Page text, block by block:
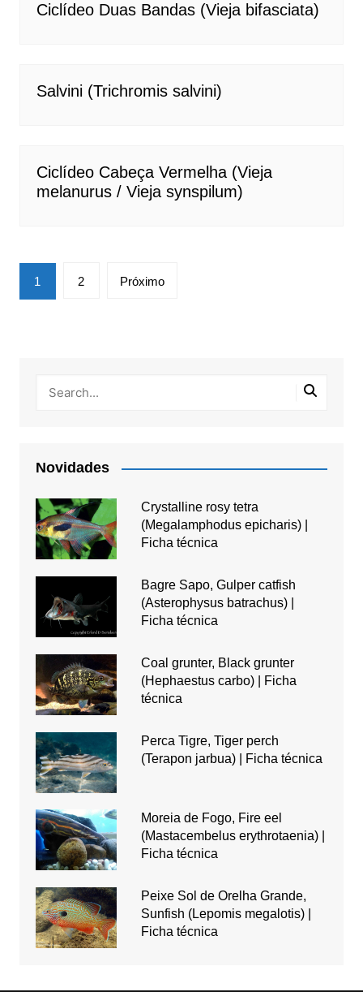
Ciclídeo Duas Bandas (Vieja bifasciata)
Salvini (Trichromis salvini)
Ciclídeo Cabeça Vermelha (Vieja
melanurus / Vieja synspilum)
Paginação
de
1 2 Próximo
Novidades
Crystalline rosy tetra
(Megalamphodus epicharis) |
Ficha técnica
Bagre Sapo, Gulper catfish
(Asterophysus batrachus) |
Ficha técnica
Coal grunter, Black grunter
(Hephaestus carbo) | Ficha
técnica
Perca Tigre, Tiger perch
(Terapon jarbua) | Ficha técnica
Moreia de Fogo, Fire eel
(Mastacembelus erythrotaenia) |
Ficha técnica
Peixe Sol de Orelha Grande,
Sunfish (Lepomis megalotis) |
Ficha técnica